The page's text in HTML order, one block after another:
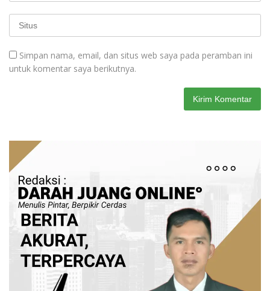
Simpan nama, email, dan situs web saya pada peramban ini
untuk komentar saya berikutnya.